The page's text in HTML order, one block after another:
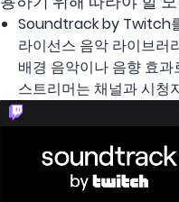
Soundtrack by Twitch
라이선스 음악 라이브러
배경 음악이나 음향 효
스트리머는 채널과 시청